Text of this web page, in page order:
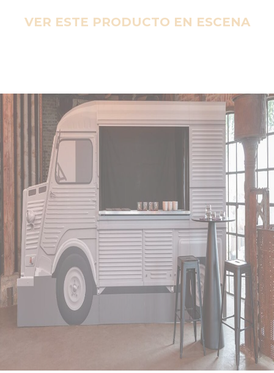
VER ESTE PRODUCTO EN ESCENA